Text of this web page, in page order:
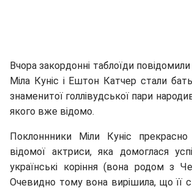
Вчора закордонні таблоїди
Міла Куніс і Ештон Катчер стали
знаменитої голлівудської пари
якого вже відомо.
Поклоннники Міли Куніс
відомої актриси, яка домоглася
українські коріння (вона родом з
Очевидно тому вона вирішила, що її